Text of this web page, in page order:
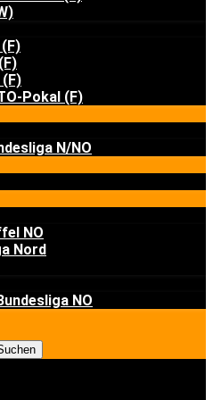
Pokal (F)
N/NO
NO
Nord
NO